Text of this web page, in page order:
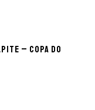
– Copa do